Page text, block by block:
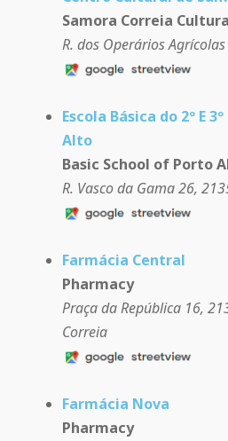
Samora Correia
R. dos Operários
Escola Básica do 2º E
Alto
Basic School of Porto
R. Vasco da Gama 26,
Farmácia Central
Pharmacy
Praça da República 16,
Correia
Farmácia Nova
Pharmacy